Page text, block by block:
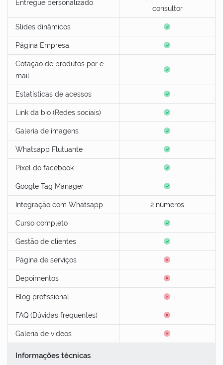
Entregue personalizado
consultor
Slides dinâmicos
Página Empresa
Cotação de produtos por e-
mail
Estatísticas de acessos
Link da bio (Redes sociais)
Galeria de imagens
Whatsapp Flutuante
Píxel do facebook
Google Tag Manager
Integração com Whatsapp 2 números
Curso completo
Gestão de clientes
Página de serviços
Depoimentos
Blog profissional
FAQ (Dúvidas frequentes)
Galeria de vídeos
Informações técnicas